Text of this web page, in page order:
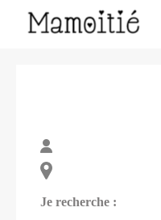
Je recherche :